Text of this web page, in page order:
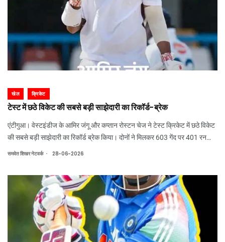
खेल क्रिकेट
टेस्ट में छठे विकेट की सबसे बड़ी साझेदारी का रिकॉर्ड-ब्रेक
एंटीगुआ। वेस्टइंडीज के आमिर जंगू और कप्तान रोस्टन चेज ने टेस्ट क्रिकेट में छठे विकेट
की सबसे बड़ी साझेदारी का रिकॉर्ड ब्रेक किया। दोनों ने मिलकर 603 गेंद पर 401 रन
बनाए। इस जोड़ी ने इंग्लैंड के बेन स्टोक्स और जॉनी बेयरस्टो के 10 साल पुराने रिकॉर्ड को
समवेत शिखर नेटवर्क . 28-06-2026